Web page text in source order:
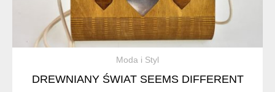
Moda i Styl
DREWNIANY ŚWIAT SEEMS DIFFERENT